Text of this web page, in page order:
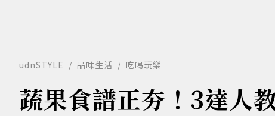
udnSTYLE 品味生活 吃喝玩樂
蔬果食譜正夯！3達人